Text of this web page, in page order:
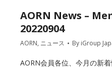
AORN News –
20220904
AORN, ニュース By iGroup
AORN会員各位、今月の新